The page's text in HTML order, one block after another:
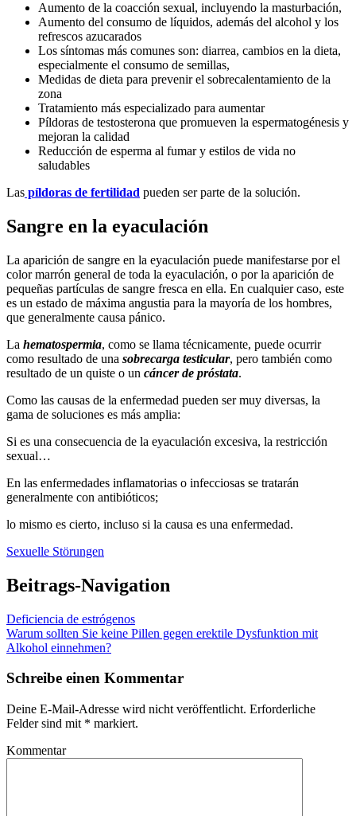
Aumento de la coacción sexual, incluyendo la masturbación,
Aumento del consumo de líquidos, además del alcohol y los
refrescos azucarados
Los síntomas más comunes son: diarrea, cambios en la dieta,
especialmente el consumo de semillas,
Medidas de dieta para prevenir el sobrecalentamiento de la
zona
Tratamiento más especializado para aumentar
Píldoras de testosterona que promueven la espermatogénesis y
mejoran la calidad
Reducción de esperma al fumar y estilos de vida no
saludables
Las píldoras de fertilidad pueden ser parte de la solución.
Sangre en la eyaculación
La aparición de sangre en la eyaculación puede manifestarse por el
color marrón general de toda la eyaculación, o por la aparición de
pequeñas partículas de sangre fresca en ella. En cualquier caso, este
es un estado de máxima angustia para la mayoría de los hombres,
que generalmente causa pánico.
La hematospermia, como se llama técnicamente, puede ocurrir
como resultado de una sobrecarga testicular, pero también como
resultado de un quiste o un cáncer de próstata.
Como las causas de la enfermedad pueden ser muy diversas, la
gama de soluciones es más amplia:
Si es una consecuencia de la eyaculación excesiva, la restricción
sexual…
En las enfermedades inflamatorias o infecciosas se tratarán
generalmente con antibióticos;
lo mismo es cierto, incluso si la causa es una enfermedad.
Sexuelle Störungen
Beitrags-Navigation
Deficiencia de estrógenos
Warum sollten Sie keine Pillen gegen erektile Dysfunktion mit
Alkohol einnehmen?
Schreibe einen Kommentar
Deine E-Mail-Adresse wird nicht veröffentlicht. Erforderliche
Felder sind mit * markiert.
Kommentar